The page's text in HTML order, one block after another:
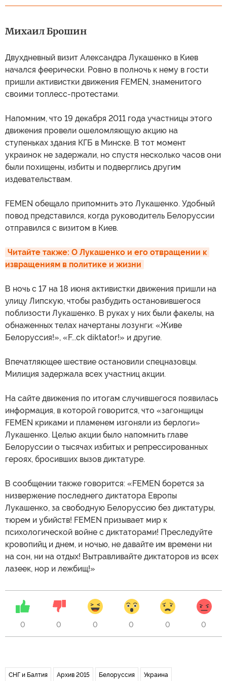
Михаил Брошин
Двухдневный визит Александра Лукашенко в Киев
начался феерически. Ровно в полночь к нему в гости
пришли активистки движения FEMEN, знаменитого
своими топлесс-протестами.
Напомним, что 19 декабря 2011 года участницы этого
движения провели ошеломляющую акцию на
ступеньках здания КГБ в Минске. В тот момент
украинок не задержали, но спустя несколько часов они
были похищены, избиты и подверглись другим
издевательствам.
FEMEN обещало припомнить это Лукашенко. Удобный
повод представился, когда руководитель Белоруссии
отправился с визитом в Киев.
Читайте также: О Лукашенко и его отвращении к
извращениям в политике и жизни
В ночь с 17 на 18 июня активистки движения пришли на
улицу Липскую, чтобы разбудить остановившегося
поблизости Лукашенко. В руках у них были факелы, на
обнаженных телах начертаны лозунги: «Живе
Белоруссия!», «F...ck diktator!» и другие.
Впечатляющее шествие остановили спецназовцы.
Милиция задержала всех участниц акции.
На сайте движения по итогам случившегося появилась
информация, в которой говорится, что «загонщицы
FEMEN криками и пламенем изгоняли из берлоги»
Лукашенко. Целью акции было напомнить главе
Белоруссии о тысячах избитых и репрессированных
героях, бросивших вызов диктатуре.
В сообщении также говорится: «FEMEN борется за
низвержение последнего диктатора Европы
Лукашенко, за свободную Белоруссию без диктатуры,
тюрем и убийств! FEMEN призывает мир к
психологической войне с диктаторами! Преследуйте
кровопийц и днем, и ночью, не давайте им времени ни
на сон, ни на отдых! Вытравливайте диктаторов из всех
лазеек, нор и лежбищ!»
0 0 0 0 0 0
СНГ и Балтия Архив 2015 Белоруссия Украина